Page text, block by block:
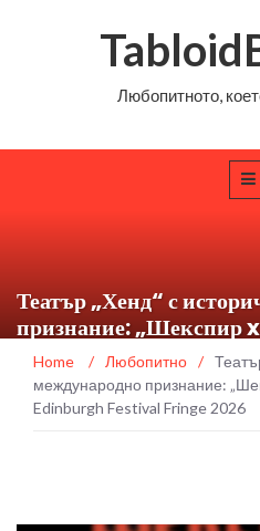
Любопитното,
Театър „Хенд“ с
признание: „Шекспир x
Edinburgh Festival
Home / Любопитно /
международно признание:
Edinburgh Festival Fringe 2026